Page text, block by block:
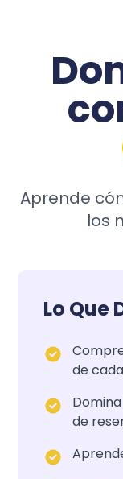
Aprende
los
Lo Que
de
de